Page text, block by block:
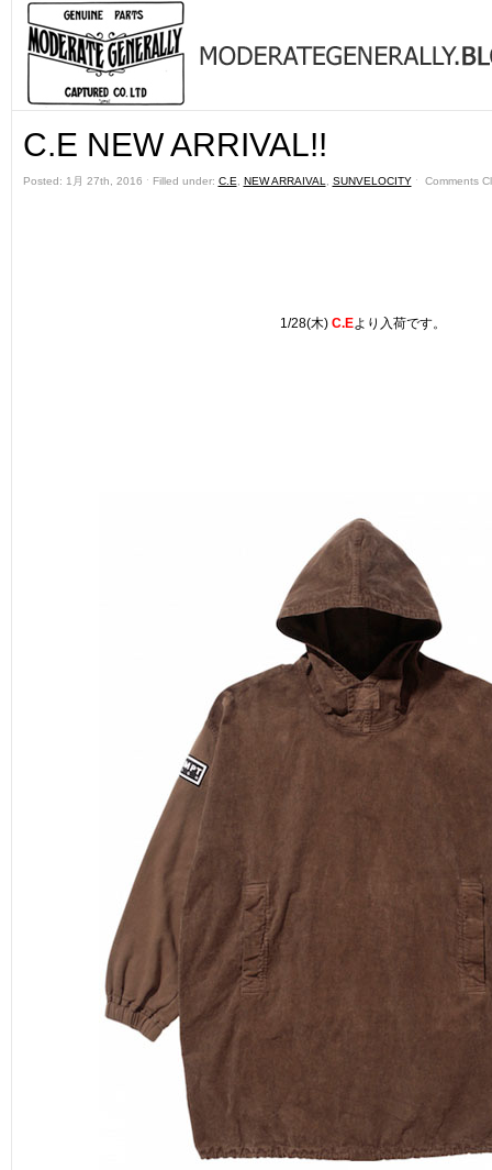
C.E NEW ARRIVAL!!
Posted: 1月 27th, 2016 ˑ Filled under: C.E NEW ARRAIVAL SUNVELOCITYˑ Comments
1/28(木) C.Eより入荷です。